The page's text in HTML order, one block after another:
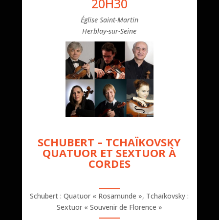
20H30
Église Saint-Martin
Herblay-sur-Seine
SCHUBERT – TCHAÏKOVSKY
QUATUOR ET SEXTUOR À
CORDES
Schubert : Quatuor « Rosamunde », Tchaïkovsky :
Sextuor « Souvenir de Florence »